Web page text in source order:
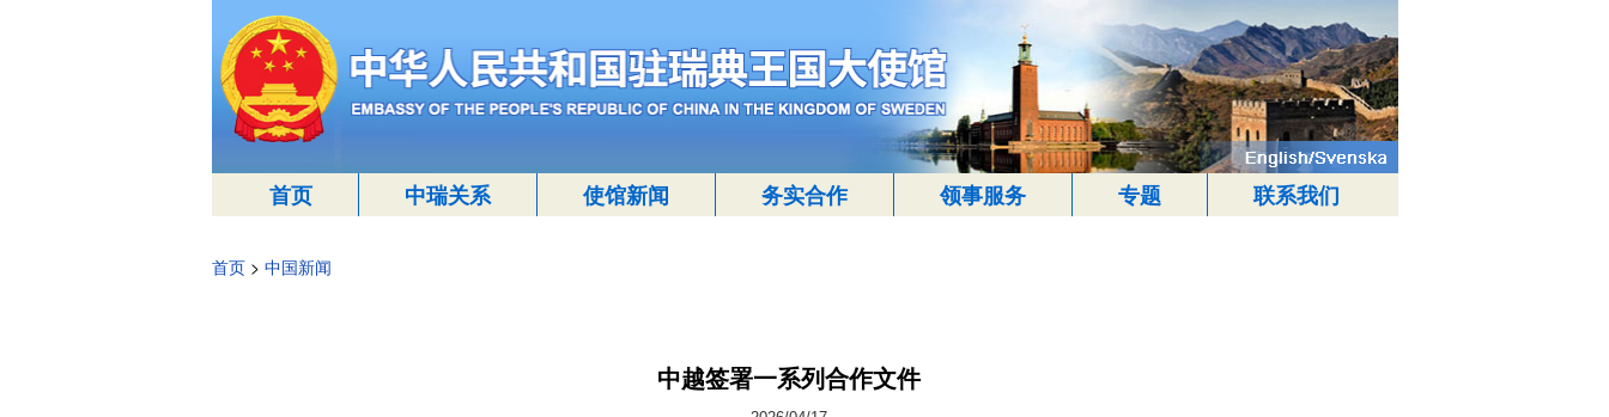
首页 中瑞关系 使馆新闻 务实合作 领事服务 专题 联系我们
首页> 中国新闻
中越签署一系列合作文件